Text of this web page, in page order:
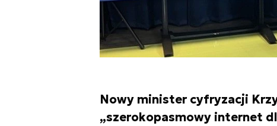
Nowy minister cyfryzacji
„szerokopasmowy internet